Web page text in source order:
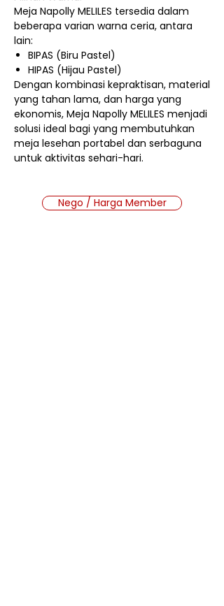
Meja Napolly MELILES tersedia dalam
beberapa varian warna ceria, antara
lain:
BIPAS (Biru Pastel)
HIPAS (Hijau Pastel)
Dengan kombinasi kepraktisan, material
yang tahan lama, dan harga yang
ekonomis, Meja Napolly MELILES menjadi
solusi ideal bagi yang membutuhkan
meja lesehan portabel dan serbaguna
untuk aktivitas sehari-hari.
Nego / Harga Member